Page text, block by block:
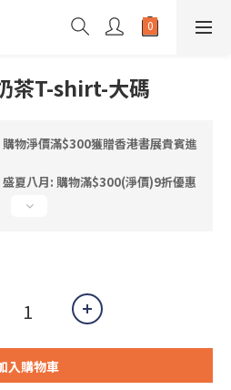
茶T-shirt-大碼
物淨價滿$300獲贈香港書展貴賓進
夏八月: 購物滿$300(淨價)9折優惠
入購物車